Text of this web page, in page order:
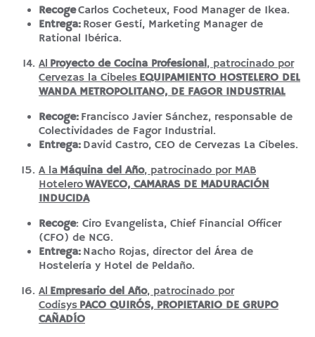
RecogeCarlos Cocheteux, Food Manager de Ikea.
Entrega: Roser Gestí, Marketing Manager de
Rational Ibérica.
AlProyecto de Cocina Profesional, patrocinado por
Cervezas la CibelesEQUIPAMIENTO HOSTELERO DEL
WANDA METROPOLITANO, DE FAGOR INDUSTRIAL
Recoge: Francisco Javier Sánchez, responsable de
Colectividades de Fagor Industrial.
Entrega: David Castro, CEO de Cervezas La Cibeles.
A laMáquina del Año, patrocinado por MAB
HoteleroWAVECO, CAMARAS DE MADURACIÓN
INDUCIDA
Recoge: Ciro Evangelista, Chief Financial Officer
(CFO) de NCG.
Entrega: Nacho Rojas, director del Área de
Hostelería y Hotel de Peldaño.
AlEmpresario del Año, patrocinado por
CodisysPACO QUIRÓS, PROPIETARIO DE GRUPO
CAÑADÍO